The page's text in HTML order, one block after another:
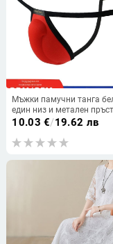
Мъжки памучни танга
един низ и метален
защита на чатала, ниска
10.03 €/19.62 лв